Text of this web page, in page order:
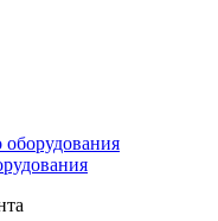
оборудования